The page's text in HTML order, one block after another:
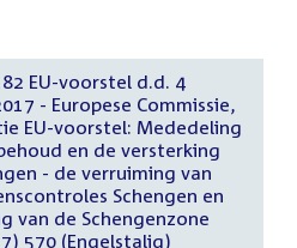
EU-voorstel d.d. 4
- Europese Commissie,
EU-voorstel: Mededeling
en de versterking
- de verruiming van
Schengen en
van de Schengenzone
570 (Engelstalig)